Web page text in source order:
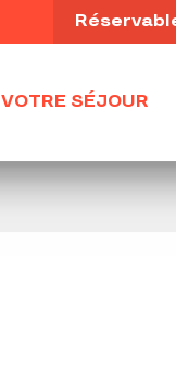
VOTRE SÉJOUR